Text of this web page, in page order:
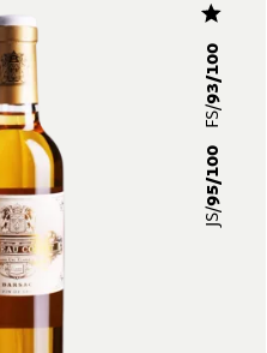
JS/
95/100
FS/
93/100